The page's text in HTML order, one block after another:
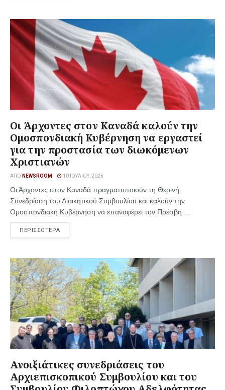
Οι Άρχοντες στον Καναδά καλούν την
Ομοσπονδιακή Κυβέρνηση να εργαστεί
για την προστασία των διωκόμενων
Χριστιανών
ΑΠΌ NEWSROOM 10 ΙΟΥΛΊΟΥ, 2025
Οι Άρχοντες στον Καναδά πραγματοποιούν τη Θερινή
Συνεδρίαση του Διοικητικού Συμβουλίου και καλούν την
Ομοσπονδιακή Κυβέρνηση να επαναφέρει τον Πρέσβη ...
ΠΕΡΙΣΣΟΤΕΡΑ
Ανοιξιάτικες συνεδριάσεις του
Αρχιεπισκοπικού Συμβουλίου και του